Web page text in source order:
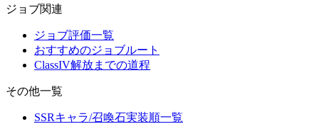
ジョブ関連
ジョブ評価一覧
おすすめのジョブルート
ClassIV解放までの道程
その他一覧
SSRキャラ/召喚石実装順一覧